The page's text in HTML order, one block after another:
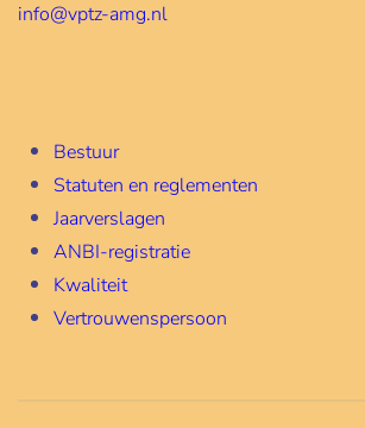
info@vptz-amg.nl
Bestuur
Statuten en reglementen
Jaarverslagen
ANBI-registratie
Kwaliteit
Vertrouwenspersoon